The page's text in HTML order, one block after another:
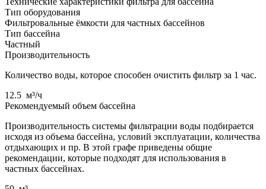
Тип оборудования
Фильтровальные ёмкости для частных бассейнов
Тип бассейна
Частный
Производительность
Количество воды, которое способен очистить фильтр за 1 час.
12.5 м³/ч
Рекомендуемый объем бассейна
Производительность системы фильтрации воды подбирается
исходя из объема бассейна, условий эксплуатации, количества
отдыхающих и пр. В этой графе приведены общие
рекомендации, которые подходят для использования в
частных бассейнах.